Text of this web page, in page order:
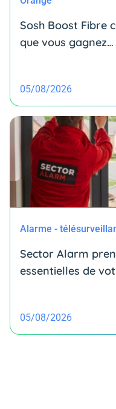
Sosh Boost Fibre
que vous
05/08/2026
Alarme -
Sector Alarm
essentielles de
05/08/2026